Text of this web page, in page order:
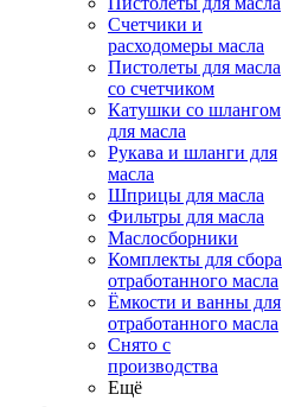
Счетчики и
расходомеры масла
Пистолеты для масла
со счетчиком
Катушки со шлангом
для масла
Рукава и шланги для
масла
Шприцы для масла
Фильтры для масла
Маслосборники
Комплекты для сбора
отработанного масла
Ёмкости и ванны для
отработанного масла
Снято с
производства
Ещё